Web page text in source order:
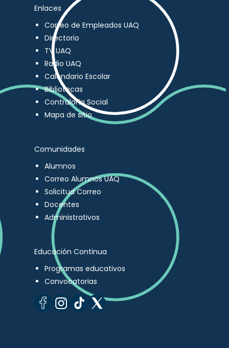
Enlaces
Correo de Empleados UAQ
Directorio
TV UAQ
Radio UAQ
Calendario Escolar
Bibliotecas
Contraloría Social
Mapa de sitio
Comunidades
Alumnos
Correo Alumnos UAQ
Solicitud Correo
Docentes
Administrativos
Educación Continua
Programas educativos
Convocatorias